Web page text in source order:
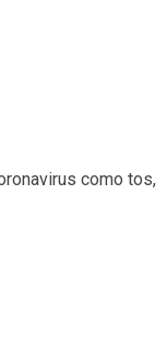
como tos,